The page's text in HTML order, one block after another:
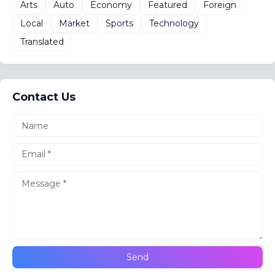
Arts Auto Economy Featured
Foreign
Local
Market Sports
Technology
Translated
Contact Us